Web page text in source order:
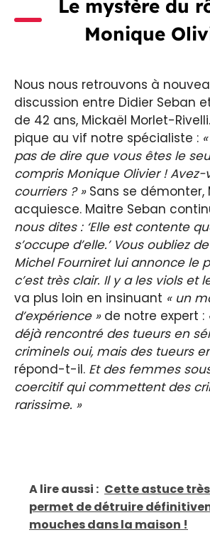
Le mystère du
Monique
Nous nous retrouvons à
discussion entre Didier Seban
de 42 ans, Mickaël Morlet-
pique au vif notre spécialiste :
pas de dire que vous êtes le
compris Monique Olivier !
courriers ? »Sans se démonter,
acquiesce. Maitre Seban
nous dites : ‘Elle est contente
s’occupe d’elle.’ Vous oubliez
Michel Fourniret lui annonce le
c’est très clair. Il y a les viols et
va plus loin en insinuant « un
d’expérience »de notre expert :
déjà rencontré des tueurs en
criminels oui, mais des tueurs
répond-t-il. Et des femmes
coercitif qui commettent des
rarissime. »
A lire aussi : Cette astuce
permet de détruire
mouches dans la maison !